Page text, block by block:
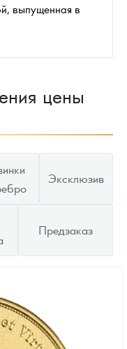
выпущенная в
цены
Эксклюзив
Предзаказ